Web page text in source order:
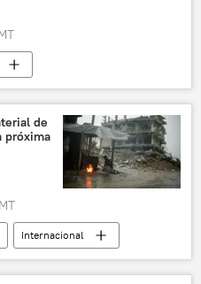
de
próxima
Internacional